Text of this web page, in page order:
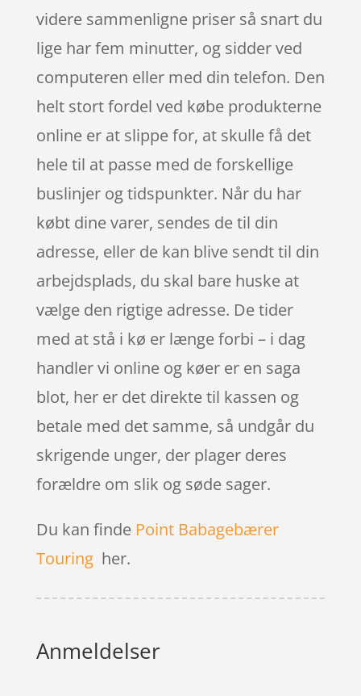
videre sammenligne priser så snart du
lige har fem minutter, og sidder ved
computeren eller med din telefon. Den
helt stort fordel ved købe produkterne
online er at slippe for, at skulle få det
hele til at passe med de forskellige
buslinjer og tidspunkter. Når du har
købt dine varer, sendes de til din
adresse, eller de kan blive sendt til din
arbejdsplads, du skal bare huske at
vælge den rigtige adresse. De tider
med at stå i kø er længe forbi – i dag
handler vi online og køer er en saga
blot, her er det direkte til kassen og
betale med det samme, så undgår du
skrigende unger, der plager deres
forældre om slik og søde sager.
Du kan finde Point Babagebærer
Touringher.
Anmeldelser